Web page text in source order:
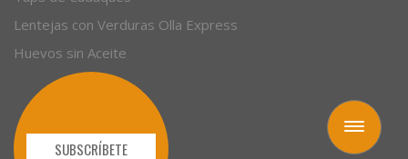
Toggle
navigation
Lentejas con Verduras Olla Express
Huevos sin Aceite
SUBSCRÍBETE